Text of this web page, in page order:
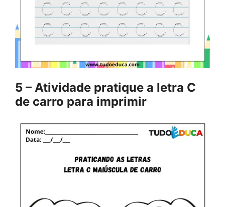
5 – Atividade pratique a letra C
de carro para imprimir